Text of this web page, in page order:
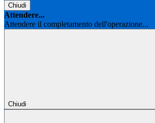
Chiudi
Attendere...
Attendere il completamento dell'operazione...
Chiudi